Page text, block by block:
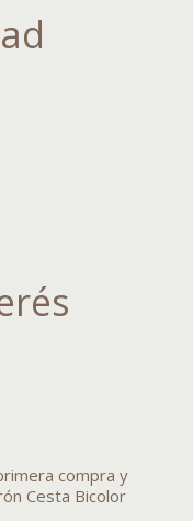
compra y
Cesta Bicolor